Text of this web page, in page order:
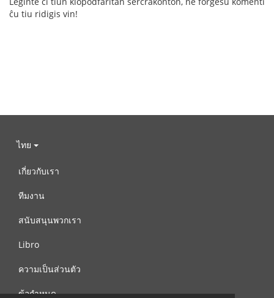
ĉu tiu ridigis vin!
ไทย
เกี่ยวกับเรา
ทีมงาน
สนับสนุนพวกเรา
Libro
ความเป็นส่วนตัว
ข้อกำหนด